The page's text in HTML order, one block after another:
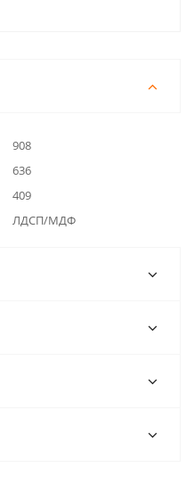
908
636
409
ЛДСП/МДФ